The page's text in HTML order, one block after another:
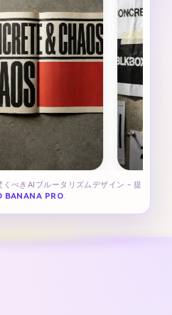
べきAIブルータリズムデザイン - 提
BANANA PRO.